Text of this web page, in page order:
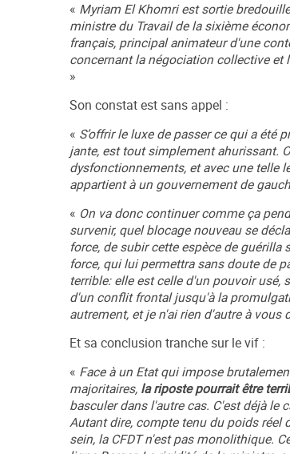
« Myriam El Khomri est sortie
ministre du Travail de la sixième
français, principal animateur d'une
concernant la négociation collective et
»
Son constat est sans appel :
« S’offrir le luxe de passer ce qui a
jante, est tout simplement ahurissant.
dysfonctionnements, et avec une telle
appartient à un gouvernement de
« On va donc continuer comme ça
survenir, quel blocage nouveau se
force, de subir cette espèce de
force, qui lui permettra sans doute de
terrible: elle est celle d'un pouvoir
d'un conflit frontal jusqu'à la
autrement, et je n'ai rien d'autre à vous
Et sa conclusion tranche sur le vif :
« Face à un Etat qui impose
majoritaires, la riposte pourrait être
basculer dans l'autre cas. C'est déjà le
Autant dire, compte tenu du poids réel
sein, la CFDT n'est pas monolithique.